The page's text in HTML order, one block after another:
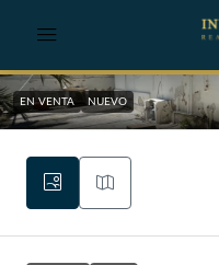
EN VENTA NUEVO